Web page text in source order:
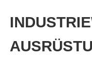
content